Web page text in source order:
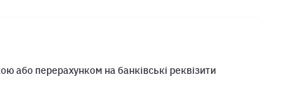
або перерахунком на банківські реквізити